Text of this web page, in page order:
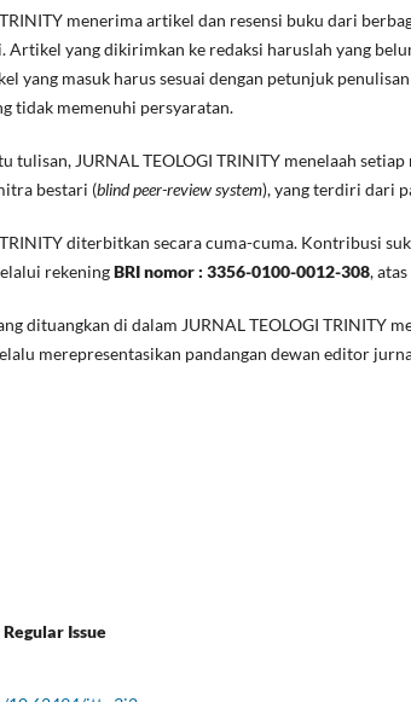
TRINITY menerima artikel dan resensi buku dari
yang dikirimkan ke redaksi haruslah yang
yang masuk harus sesuai dengan petunjuk
tidak memenuhi persyaratan.
tulisan, JURNAL TEOLOGI TRINITY menelaah
bestari (blind peer-review system), yang terdiri dari
diterbitkan secara cuma-cuma. Kontribusi
rekeningBRI nomor : 3356-0100-0012-308, atas
dituangkan di dalam JURNAL TEOLOGI TRINITY
merepresentasikan pandangan dewan editor
Issue